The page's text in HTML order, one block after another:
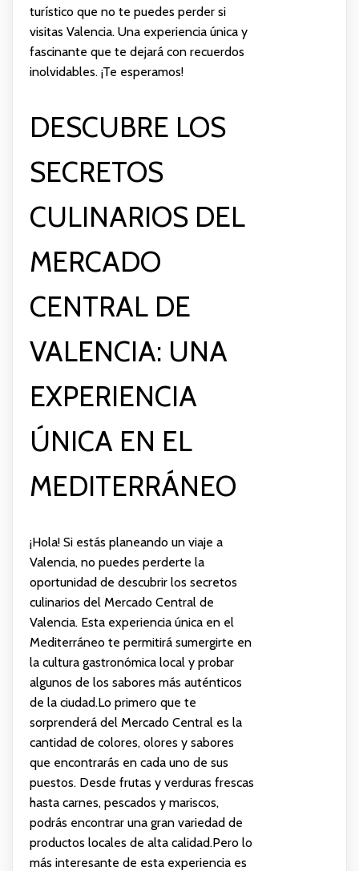
turístico que no te puedes perder si
visitas Valencia. Una experiencia única y
fascinante que te dejará con recuerdos
inolvidables. ¡Te esperamos!
DESCUBRE LOS
SECRETOS
CULINARIOS DEL
MERCADO
CENTRAL DE
VALENCIA: UNA
EXPERIENCIA
ÚNICA EN EL
MEDITERRÁNEO
¡Hola! Si estás planeando un viaje a
Valencia, no puedes perderte la
oportunidad de descubrir los secretos
culinarios del Mercado Central de
Valencia. Esta experiencia única en el
Mediterráneo te permitirá sumergirte en
la cultura gastronómica local y probar
algunos de los sabores más auténticos
de la ciudad.Lo primero que te
sorprenderá del Mercado Central es la
cantidad de colores, olores y sabores
que encontrarás en cada uno de sus
puestos. Desde frutas y verduras frescas
hasta carnes, pescados y mariscos,
podrás encontrar una gran variedad de
productos locales de alta calidad.Pero lo
más interesante de esta experiencia es